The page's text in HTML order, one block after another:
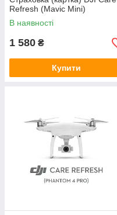
Refresh (Mavic Mini)
В наявності
1 580 ₴
Купити